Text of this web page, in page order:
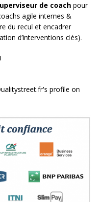
de coach pour
agile internes &
du recul et encadrer
d’interventions clés).